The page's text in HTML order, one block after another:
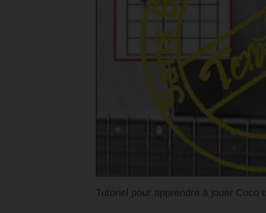
Tutoriel pour apprendre à jouer Coco